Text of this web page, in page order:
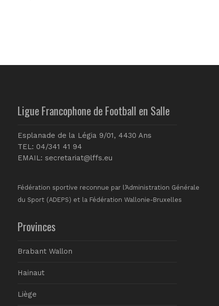
Ligue Francophone de Football en Salle
Esplanade de la Légia 9/01, 4430 Ans
TEL: 04/341 41 94
EMAIL: secretariat@lffs.eu
Fédération sportive reconnue par l’Administration Générale
du Sport (ADEPS) et la Fédération Wallonie-Bruxelles
Provinces
Brabant Wallon
Hainaut
Liège